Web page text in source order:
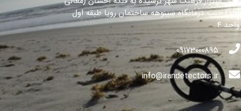
آباد) جنب درمانگاه سینوهه ساختمان رویا طبقه اول
واحد ۴
09173000895
info@irandetectors.ir